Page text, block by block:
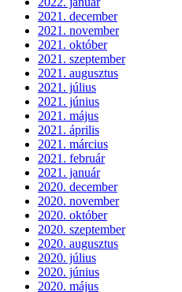
2021. december
2021. november
2021. október
2021. szeptember
2021. augusztus
2021. július
2021. június
2021. május
2021. április
2021. március
2021. február
2021. január
2020. december
2020. november
2020. október
2020. szeptember
2020. augusztus
2020. július
2020. június
2020. május